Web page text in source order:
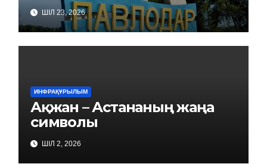
ШІЛ 23, 2026
ИНФРАҚҰРЫЛЫМ
Ақжан – Астананың жаңа
символы
ШІЛ 2, 2026